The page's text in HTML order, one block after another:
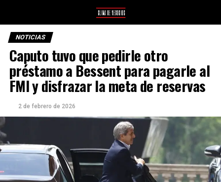
NOTICIAS
Caputo tuvo que pedirle otro
préstamo a Bessent para pagarle al
FMI y disfrazar la meta de reservas
2 de febrero de 2026